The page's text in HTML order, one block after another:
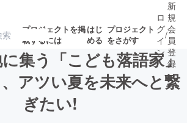
プロジェクトを掲
載するには
はじ
める
プロジェクト
をさがす
注目の新着プロ
ジェクト
募集終了が近いプ
ロ
グ
イ
ン
/
新
規
会
員
登
録
集う「こども落語家」
アツい夏を未来へと繋
ぎたい!